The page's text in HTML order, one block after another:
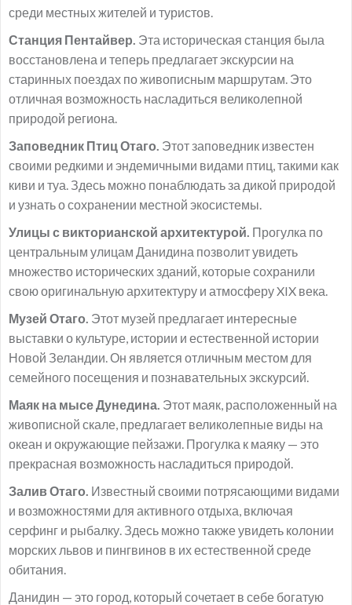
среди местных жителей и туристов.
Станция Пентайвер. Эта историческая станция была
восстановлена и теперь предлагает экскурсии на
старинных поездах по живописным маршрутам. Это
отличная возможность насладиться великолепной
природой региона.
Заповедник Птиц Отаго. Этот заповедник известен
своими редкими и эндемичными видами птиц, такими как
киви и туа. Здесь можно понаблюдать за дикой природой
и узнать о сохранении местной экосистемы.
Улицы с викторианской архитектурой. Прогулка по
центральным улицам Данидина позволит увидеть
множество исторических зданий, которые сохранили
свою оригинальную архитектуру и атмосферу XIX века.
Музей Отаго. Этот музей предлагает интересные
выставки о культуре, истории и естественной истории
Новой Зеландии. Он является отличным местом для
семейного посещения и познавательных экскурсий.
Маяк на мысе Дунедина. Этот маяк, расположенный на
живописной скале, предлагает великолепные виды на
океан и окружающие пейзажи. Прогулка к маяку — это
прекрасная возможность насладиться природой.
Залив Отаго. Известный своими потрясающими видами
и возможностями для активного отдыха, включая
серфинг и рыбалку. Здесь можно также увидеть колонии
морских львов и пингвинов в их естественной среде
обитания.
Данидин — это город, который сочетает в себе богатую